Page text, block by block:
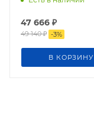
47 666 ₽
49 140₽ -3%
В КОРЗИНУ